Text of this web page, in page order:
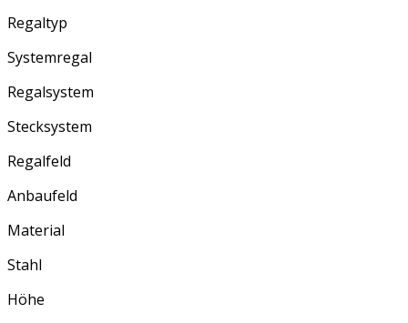
Regaltyp
Systemregal
Regalsystem
Stecksystem
Regalfeld
Anbaufeld
Material
Stahl
Höhe